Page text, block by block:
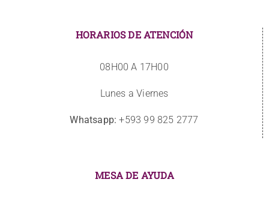
HORARIOS DE ATENCIÓN
08H00 A 17H00
Lunes a Viernes
Whatsapp: +593 99 825 2777
MESA DE AYUDA